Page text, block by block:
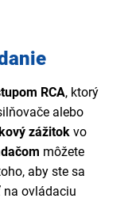
RCA, ktorý
alebo
zážitok vo
môžete
aby ste sa
ovládaciu